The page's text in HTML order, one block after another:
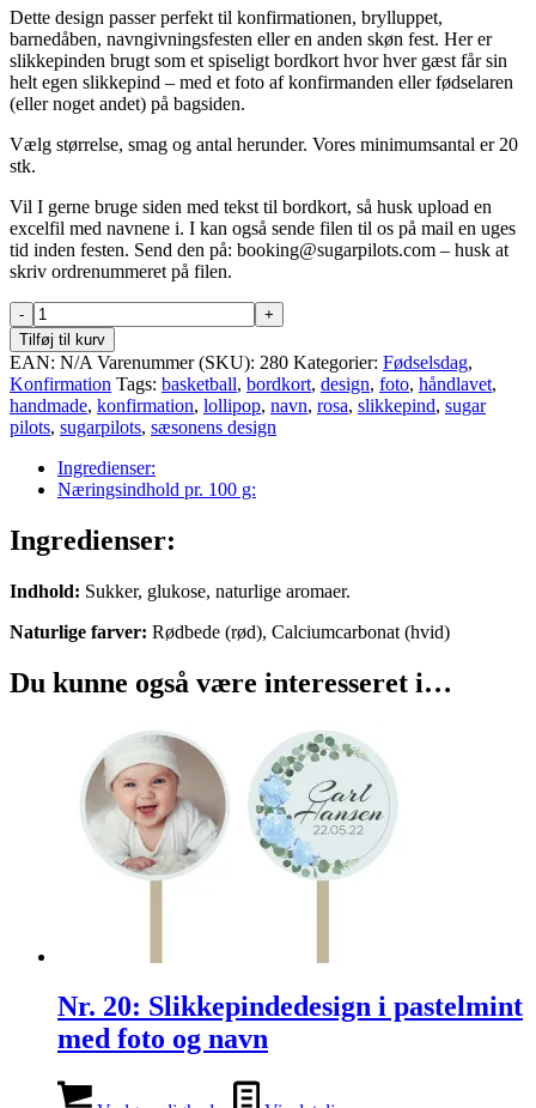
Dette design passer perfekt til konfirmationen, brylluppet,
barnedåben, navngivningsfesten eller en anden skøn fest. Her er
slikkepinden brugt som et spiseligt bordkort hvor hver gæst får sin
helt egen slikkepind – med et foto af konfirmanden eller fødselaren
(eller noget andet) på bagsiden.
Vælg størrelse, smag og antal herunder. Vores minimumsantal er 20
stk.
Vil I gerne bruge siden med tekst til bordkort, så husk upload en
excelfil med navnene i. I kan også sende filen til os på mail en uges
tid inden festen. Send den på: booking@sugarpilots.com – husk at
skriv ordrenummeret på filen.
Nr.
28:
Slikkepindedesign
med
golfbold,
foto
og
navn
antal
Tilføj til kurv
EAN: N/A Varenummer (SKU): 280 Kategorier: Fødselsdag,
Konfirmation Tags: basketball, bordkort, design, foto, håndlavet,
handmade, konfirmation, lollipop, navn, rosa, slikkepind, sugar
pilots, sugarpilots, sæsonens design
Ingredienser:
Næringsindhold pr. 100 g:
Ingredienser:
Indhold: Sukker, glukose, naturlige aromaer.
Naturlige farver: Rødbede (rød), Calciumcarbonat (hvid)
Du kunne også være interesseret i…
Nr. 20: Slikkepindedesign i pastelmint
med foto og navn